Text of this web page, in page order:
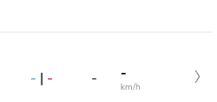
- | - - -
km/h